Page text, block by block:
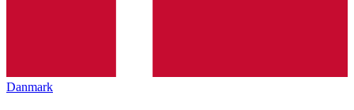
Danmark